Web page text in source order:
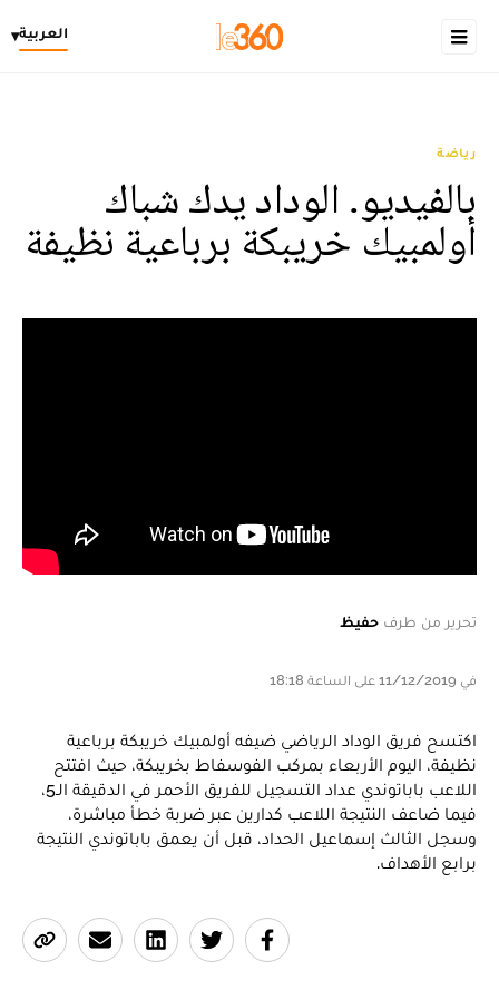
العربية▾
رياضة
بالفيديو. الوداد يدك شباك
أولمبيك خريبكة برباعية نظيفة
تحرير من طرف حفيظ
في 11/12/2019 على الساعة 18:18
اكتسح فريق الوداد الرياضي ضيفه أولمبيك خريبكة برباعية
نظيفة، اليوم الأربعاء بمركب الفوسفاط بخريبكة، حيث افتتح
اللاعب باباتوندي عداد التسجيل للفريق الأحمر في الدقيقة الـ5،
فيما ضاعف النتيجة اللاعب كدارين عبر ضربة خطأ مباشرة،
وسجل الثالث إسماعيل الحداد، قبل أن يعمق باباتوندي النتيجة
برابع الأهداف.